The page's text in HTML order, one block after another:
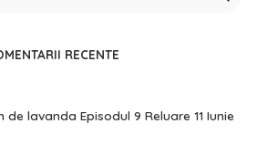
RECENTE
lavanda Episodul 9 Reluare 11 Iunie